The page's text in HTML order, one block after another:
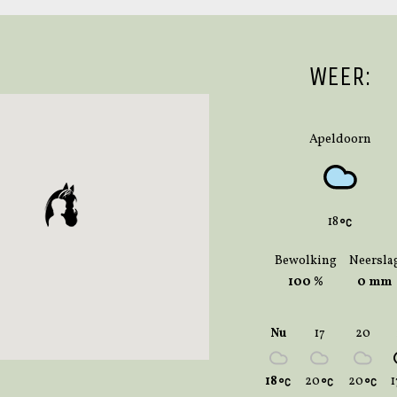
WEER:
Apeldoorn
18
Bewolking
100 %
0 mm
Nu
18
17
20
20
20